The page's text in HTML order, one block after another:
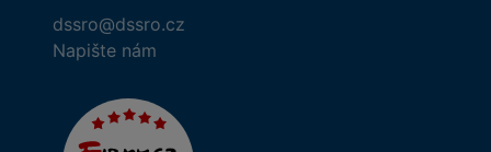
dssro@dssro.cz
Napište nám